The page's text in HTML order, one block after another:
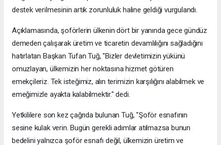
destek verilmesinin artık zorunluluk haline geldiği vurgulandı.
Açıklamasında, şoförlerin ülkenin dört bir yanında gece gündüz
demeden çalışarak üretim ve ticaretin devamlılığını sağladığını
hatırlatan Başkan Tufan Tuğ, "Bizler devletimizin yükünü
omuzlayan, ülkemizin her noktasına hizmet götüren
emekçileriz. Tek isteğimiz, alın terimizin karşılığını alabilmek ve
emeğimizle ayakta kalabilmektir." dedi.
Yetkililere son kez çağrıda bulunan Tuğ, "Şoför esnafının
sesine kulak verin. Bugün gerekli adımlar atılmazsa bunun
bedelini yalnızca şoför esnafı değil, ülkemizin üretim ve